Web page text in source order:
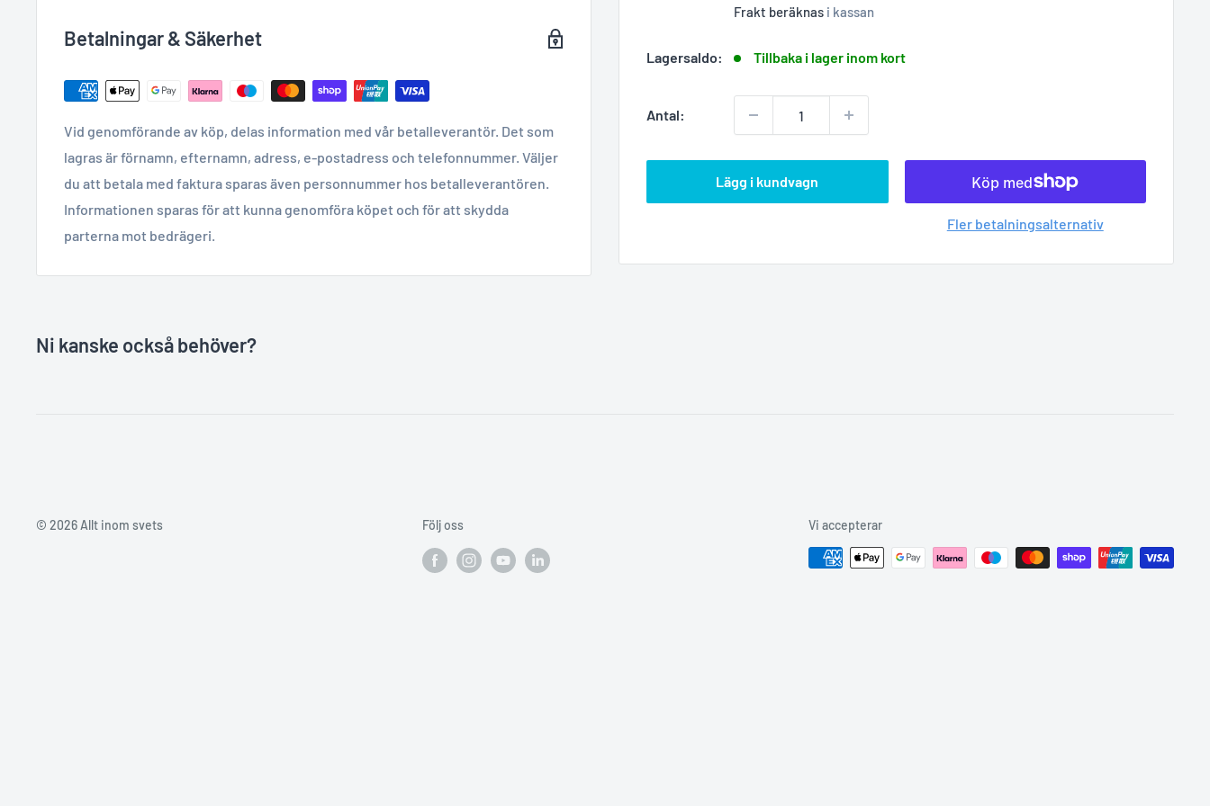
Frakt beräknas i kassan
Lagersaldo: Tillbaka i lager inom kort
Antal:
Lägg i kundvagn
Fler betalningsalternativ
Betalningar & Säkerhet
Vid genomförande av köp, delas information med vår betalleverantör. Det som
lagras är förnamn, efternamn, adress, e-postadress och telefonnummer. Väljer
du att betala med faktura sparas även personnummer hos betalleverantören.
Informationen sparas för att kunna genomföra köpet och för att skydda
parterna mot bedrägeri.
Ni kanske också behöver?
© 2026 Allt inom svets Följ oss Vi accepterar